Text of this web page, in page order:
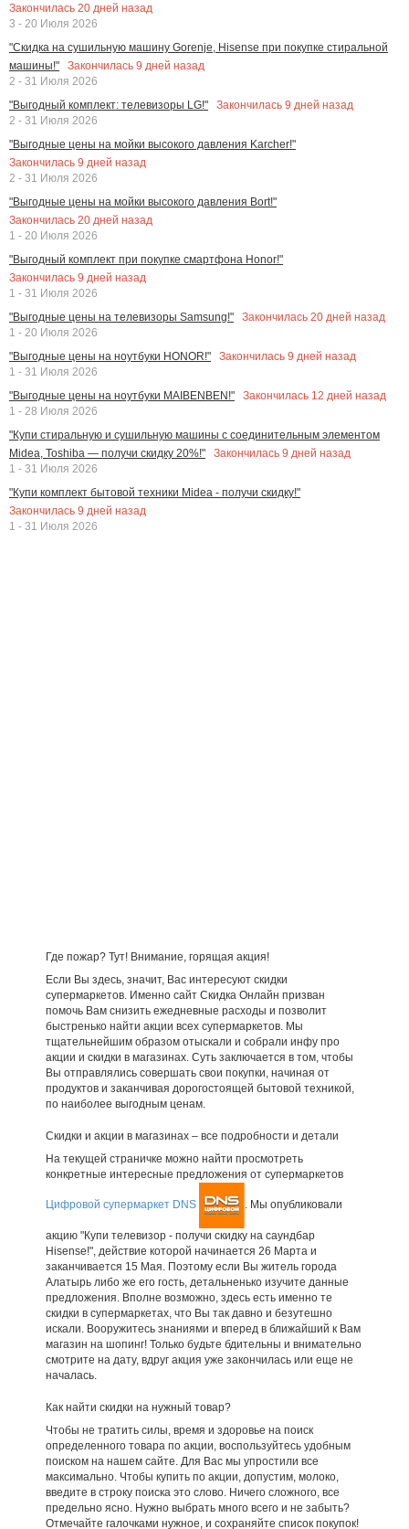
Закончилась 20 дней назад
3 - 20 Июля 2026
"Скидка на сушильную машину Gorenje, Hisense при покупке стиральной
машины!"
Закончилась 9 дней назад
2 - 31 Июля 2026
"Выгодный комплект: телевизоры LG!"
Закончилась 9 дней назад
2 - 31 Июля 2026
"Выгодные цены на мойки высокого давления Karcher!"
Закончилась 9 дней назад
2 - 31 Июля 2026
"Выгодные цены на мойки высокого давления Bort!"
Закончилась 20 дней назад
1 - 20 Июля 2026
"Выгодный комплект при покупке смартфона Honor!"
Закончилась 9 дней назад
1 - 31 Июля 2026
"Выгодные цены на телевизоры Samsung!"
Закончилась 20 дней назад
1 - 20 Июля 2026
"Выгодные цены на ноутбуки HONOR!"
Закончилась 9 дней назад
1 - 31 Июля 2026
"Выгодные цены на ноутбуки MAIBENBEN!"
Закончилась 12 дней назад
1 - 28 Июля 2026
"Купи стиральную и сушильную машины с соединительным элементом
Midea, Toshiba — получи скидку 20%!"
Закончилась 9 дней назад
1 - 31 Июля 2026
"Купи комплект бытовой техники Midea - получи скидку!"
Закончилась 9 дней назад
1 - 31 Июля 2026
Где пожар? Тут! Внимание, горящая акция!
Если Вы здесь, значит, Вас интересуют скидки
супермаркетов. Именно сайт Скидка Онлайн призван
помочь Вам снизить ежедневные расходы и позволит
быстренько найти акции всех супермаркетов. Мы
тщательнейшим образом отыскали и собрали инфу про
акции и скидки в магазинах. Суть заключается в том, чтобы
Вы отправлялись совершать свои покупки, начиная от
продуктов и заканчивая дорогостоящей бытовой техникой,
по наиболее выгодным ценам.
Скидки и акции в магазинах – все подробности и детали
На текущей страничке можно найти просмотреть
конкретные интересные предложения от супермаркетов
Цифровой супермаркет DNS . Мы опубликовали
акцию "Купи телевизор - получи скидку на саундбар
Hisense!", действие которой начинается 26 Марта и
заканчивается 15 Мая. Поэтому если Вы житель города
Алатырь либо же его гость, детальненько изучите данные
предложения. Вполне возможно, здесь есть именно те
скидки в супермаркетах, что Вы так давно и безутешно
искали. Вооружитесь знаниями и вперед в ближайший к Вам
магазин на шопинг! Только будьте бдительны и внимательно
смотрите на дату, вдруг акция уже закончилась или еще не
началась.
Как найти скидки на нужный товар?
Чтобы не тратить силы, время и здоровье на поиск
определенного товара по акции, воспользуйтесь удобным
поиском на нашем сайте. Для Вас мы упростили все
максимально. Чтобы купить по акции, допустим, молоко,
введите в строку поиска это слово. Ничего сложного, все
предельно ясно. Нужно выбрать много всего и не забыть?
Отмечайте галочками нужное, и сохраняйте список покупок!